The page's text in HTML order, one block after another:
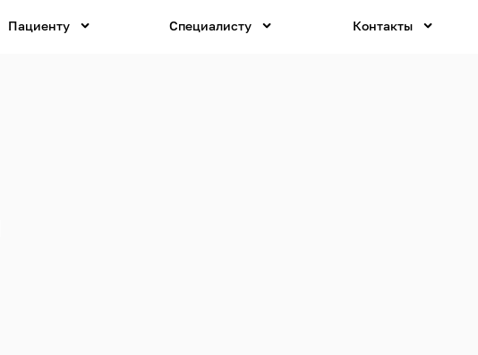
Пациенту Специалисту Контакты